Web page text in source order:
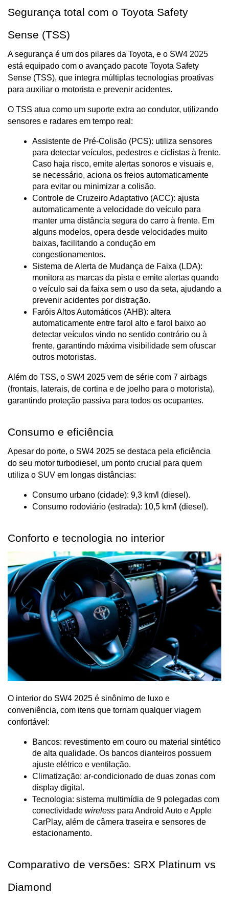
Segurança total com o Toyota Safety
Sense (TSS)
A segurança é um dos pilares da Toyota, e o SW4 2025
está equipado com o avançado pacote Toyota Safety
Sense (TSS), que integra múltiplas tecnologias proativas
para auxiliar o motorista e prevenir acidentes.
O TSS atua como um suporte extra ao condutor, utilizando
sensores e radares em tempo real:
Assistente de Pré-Colisão (PCS): utiliza sensores
para detectar veículos, pedestres e ciclistas à frente.
Caso haja risco, emite alertas sonoros e visuais e,
se necessário, aciona os freios automaticamente
para evitar ou minimizar a colisão.
Controle de Cruzeiro Adaptativo (ACC): ajusta
automaticamente a velocidade do veículo para
manter uma distância segura do carro à frente. Em
alguns modelos, opera desde velocidades muito
baixas, facilitando a condução em
congestionamentos.
Sistema de Alerta de Mudança de Faixa (LDA):
monitora as marcas da pista e emite alertas quando
o veículo sai da faixa sem o uso da seta, ajudando a
prevenir acidentes por distração.
Faróis Altos Automáticos (AHB): altera
automaticamente entre farol alto e farol baixo ao
detectar veículos vindo no sentido contrário ou à
frente, garantindo máxima visibilidade sem ofuscar
outros motoristas.
Além do TSS, o SW4 2025 vem de série com 7 airbags
(frontais, laterais, de cortina e de joelho para o motorista),
garantindo proteção passiva para todos os ocupantes.
Consumo e eficiência
Apesar do porte, o SW4 2025 se destaca pela eficiência
do seu motor turbodiesel, um ponto crucial para quem
utiliza o SUV em longas distâncias:
Consumo urbano (cidade): 9,3 km/l (diesel).
Consumo rodoviário (estrada): 10,5 km/l (diesel).
Conforto e tecnologia no interior
O interior do SW4 2025 é sinônimo de luxo e
conveniência, com itens que tornam qualquer viagem
confortável:
Bancos: revestimento em couro ou material sintético
de alta qualidade. Os bancos dianteiros possuem
ajuste elétrico e ventilação.
Climatização: ar-condicionado de duas zonas com
display digital.
Tecnologia: sistema multimídia de 9 polegadas com
conectividade wireless para Android Auto e Apple
CarPlay, além de câmera traseira e sensores de
estacionamento.
Comparativo de versões: SRX Platinum vs
Diamond